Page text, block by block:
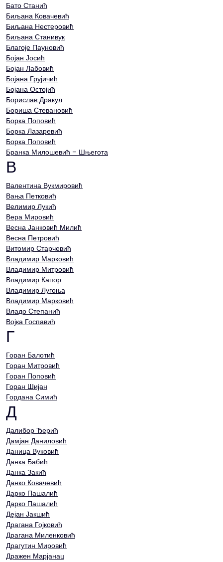
Бато Станић
Биљана Ковачевић
Биљана Нестеровић
Биљана Станивук
Благоје Пауновић
Бојан Јосић
Бојан Лабовић
Бојана Грујичић
Бојана Остојић
Борислав Дракул
Бориша Стевановић
Борка Поповић
Борка Лазаревић
Борка Поповић
Бранка Милошевић – Шњегота
В
Валентина Вукмировић
Вања Петковић
Велимир Лукић
Вера Мировић
Весна Јанковић Милић
Весна Петровић
Витомир Старчевић
Владимир Марковић
Владимир Митровић
Владимир Капор
Владимир Лугоња
Владимир Марковић
Владо Степанић
Војка Госпавић
Г
Горан Балотић
Горан Митровић
Горан Поповић
Горан Шијан
Гордана Симић
Д
Далибор Ђерић
Дамјан Даниловић
Даница Вуковић
Данка Бабић
Данка Закић
Данко Ковачевић
Дарко Пашалић
Дарко Пашалић
Дејан Јакшић
Драгана Гојковић
Драгана Миленковић
Драгутин Мировић
Дражен Марјанац